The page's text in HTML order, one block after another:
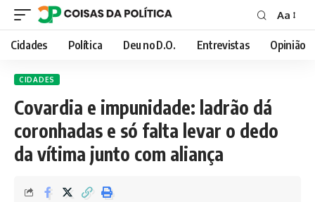
Font
Resizer
Aa
Cidades Política Deu no D.O. Entrevistas Opinião
CIDADES
Covardia e impunidade: ladrão dá
coronhadas e só falta levar o dedo
da vítima junto com aliança